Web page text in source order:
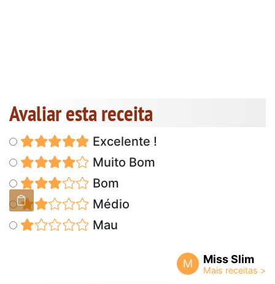
Avaliar esta receita
Excelente !
Muito Bom
Bom
Médio
Mau
M Miss Slim